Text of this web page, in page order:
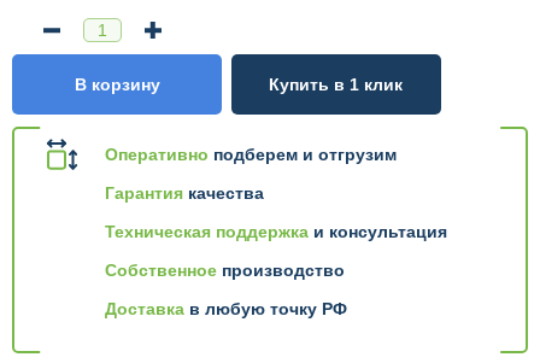
Оперативно подберем и отгрузим
Гарантия качества
Техническая поддержка и консультация
Собственное производство
Доставка в любую точку РФ
В корзину Купить в 1 клик